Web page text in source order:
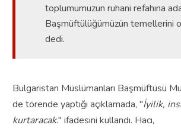
toplumumuzun ruhani refahına
Başmüftülüğümüzün temellerini
dedi.
Bulgaristan Müslümanları Başmüftüsü
de törende yaptığı açıklamada, "İyilik,
kurtaracak." ifadesini kullandı. Hacı,